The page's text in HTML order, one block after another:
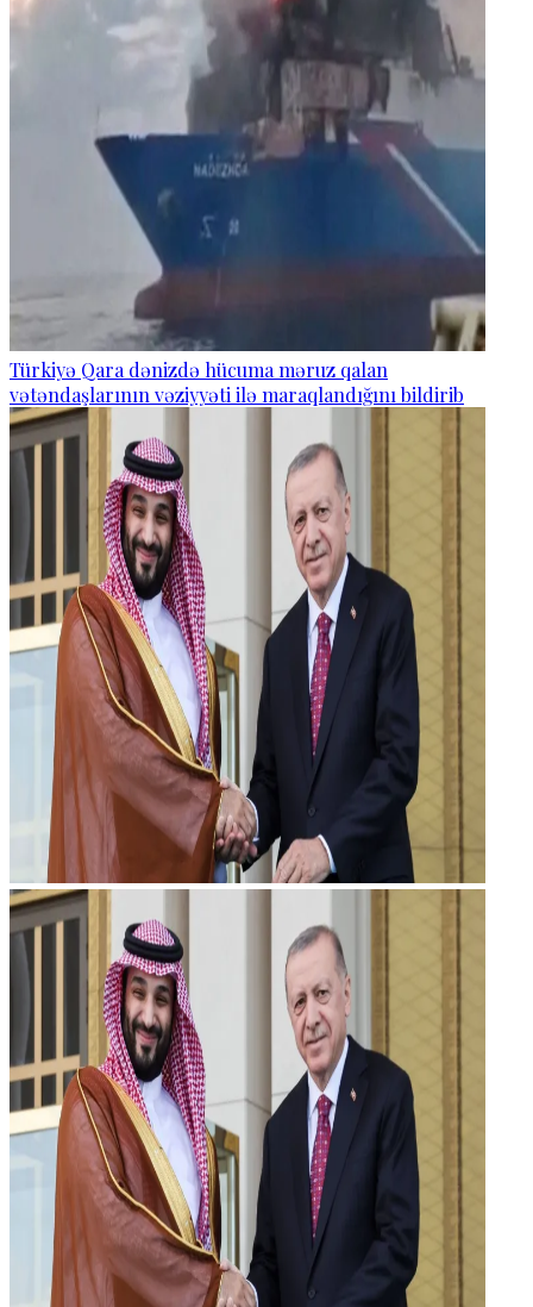
Türkiyə Qara dənizdə hücuma məruz qalan
vətəndaşlarının vəziyyəti ilə maraqlandığını bildirib